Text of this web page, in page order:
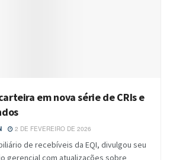
em nova série de CRIs e
2 DE FEVEREIRO DE 2026
de recebíveis da EQI, divulgou seu
gerencial com atualizações sobre